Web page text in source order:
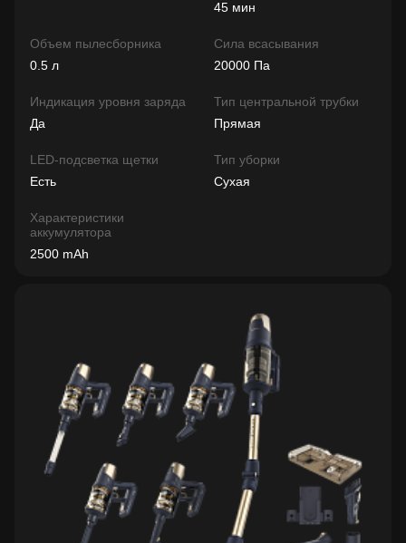
45 мин
Объем пылесборника
0.5 л
Сила всасывания
20000 Па
Индикация уровня заряда
Да
Тип центральной трубки
Прямая
LED-подсветка щетки
Есть
Тип уборки
Сухая
Характеристики
аккумулятора
2500 mAh